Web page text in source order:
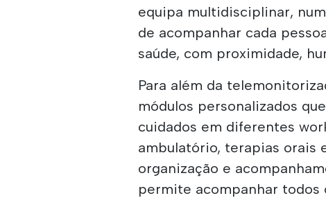
equipa multidisciplinar,
de acompanhar cada
saúde, com proximidade,
Para além da
módulos personalizados
cuidados em diferentes
ambulatório, terapias orais
organização e
permite acompanhar todos